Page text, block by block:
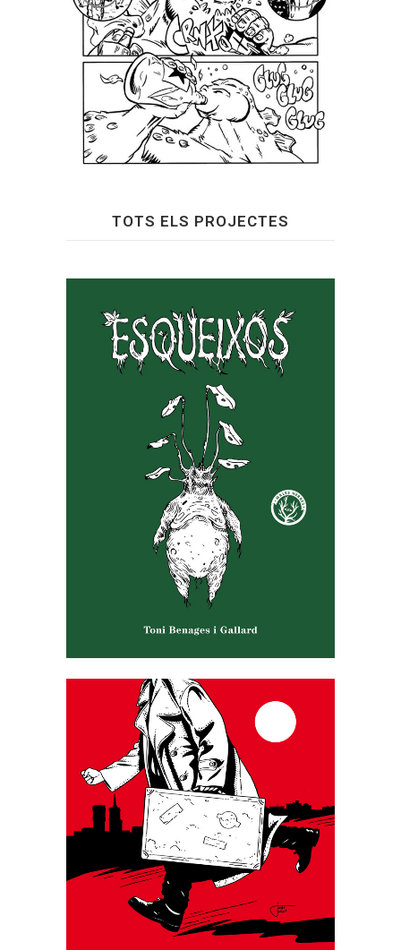
TOTS ELS PROJECTES
ESQUIEXOS
EL CERCLE DE LOPLOP. UNA
AVENTURA DE FRANCESC
PUJOLS